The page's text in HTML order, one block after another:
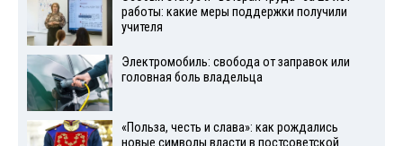
работы: какие меры поддержки получили
учителя
Электромобиль: свобода от заправок или
головная боль владельца
«Польза, честь и слава»: как рождались
новые символы власти в постсоветской